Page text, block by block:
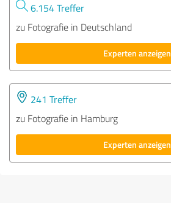
6.154 Treffer
zu Fotografie in Deutschland
Experten anzeigen
241 Treffer
zu Fotografie in Hamburg
Experten anzeigen